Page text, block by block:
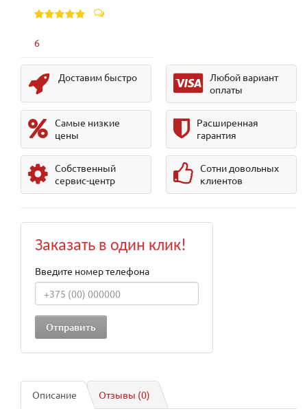
6
Доставим быстро
Любой вариант
оплаты
Самые низкие
цены
Расширенная
гарантия
Собственный
сервис-центр
Сотни довольных
клиентов
Заказать в один клик!
Введите номер телефона
Описание Отзывы (0)